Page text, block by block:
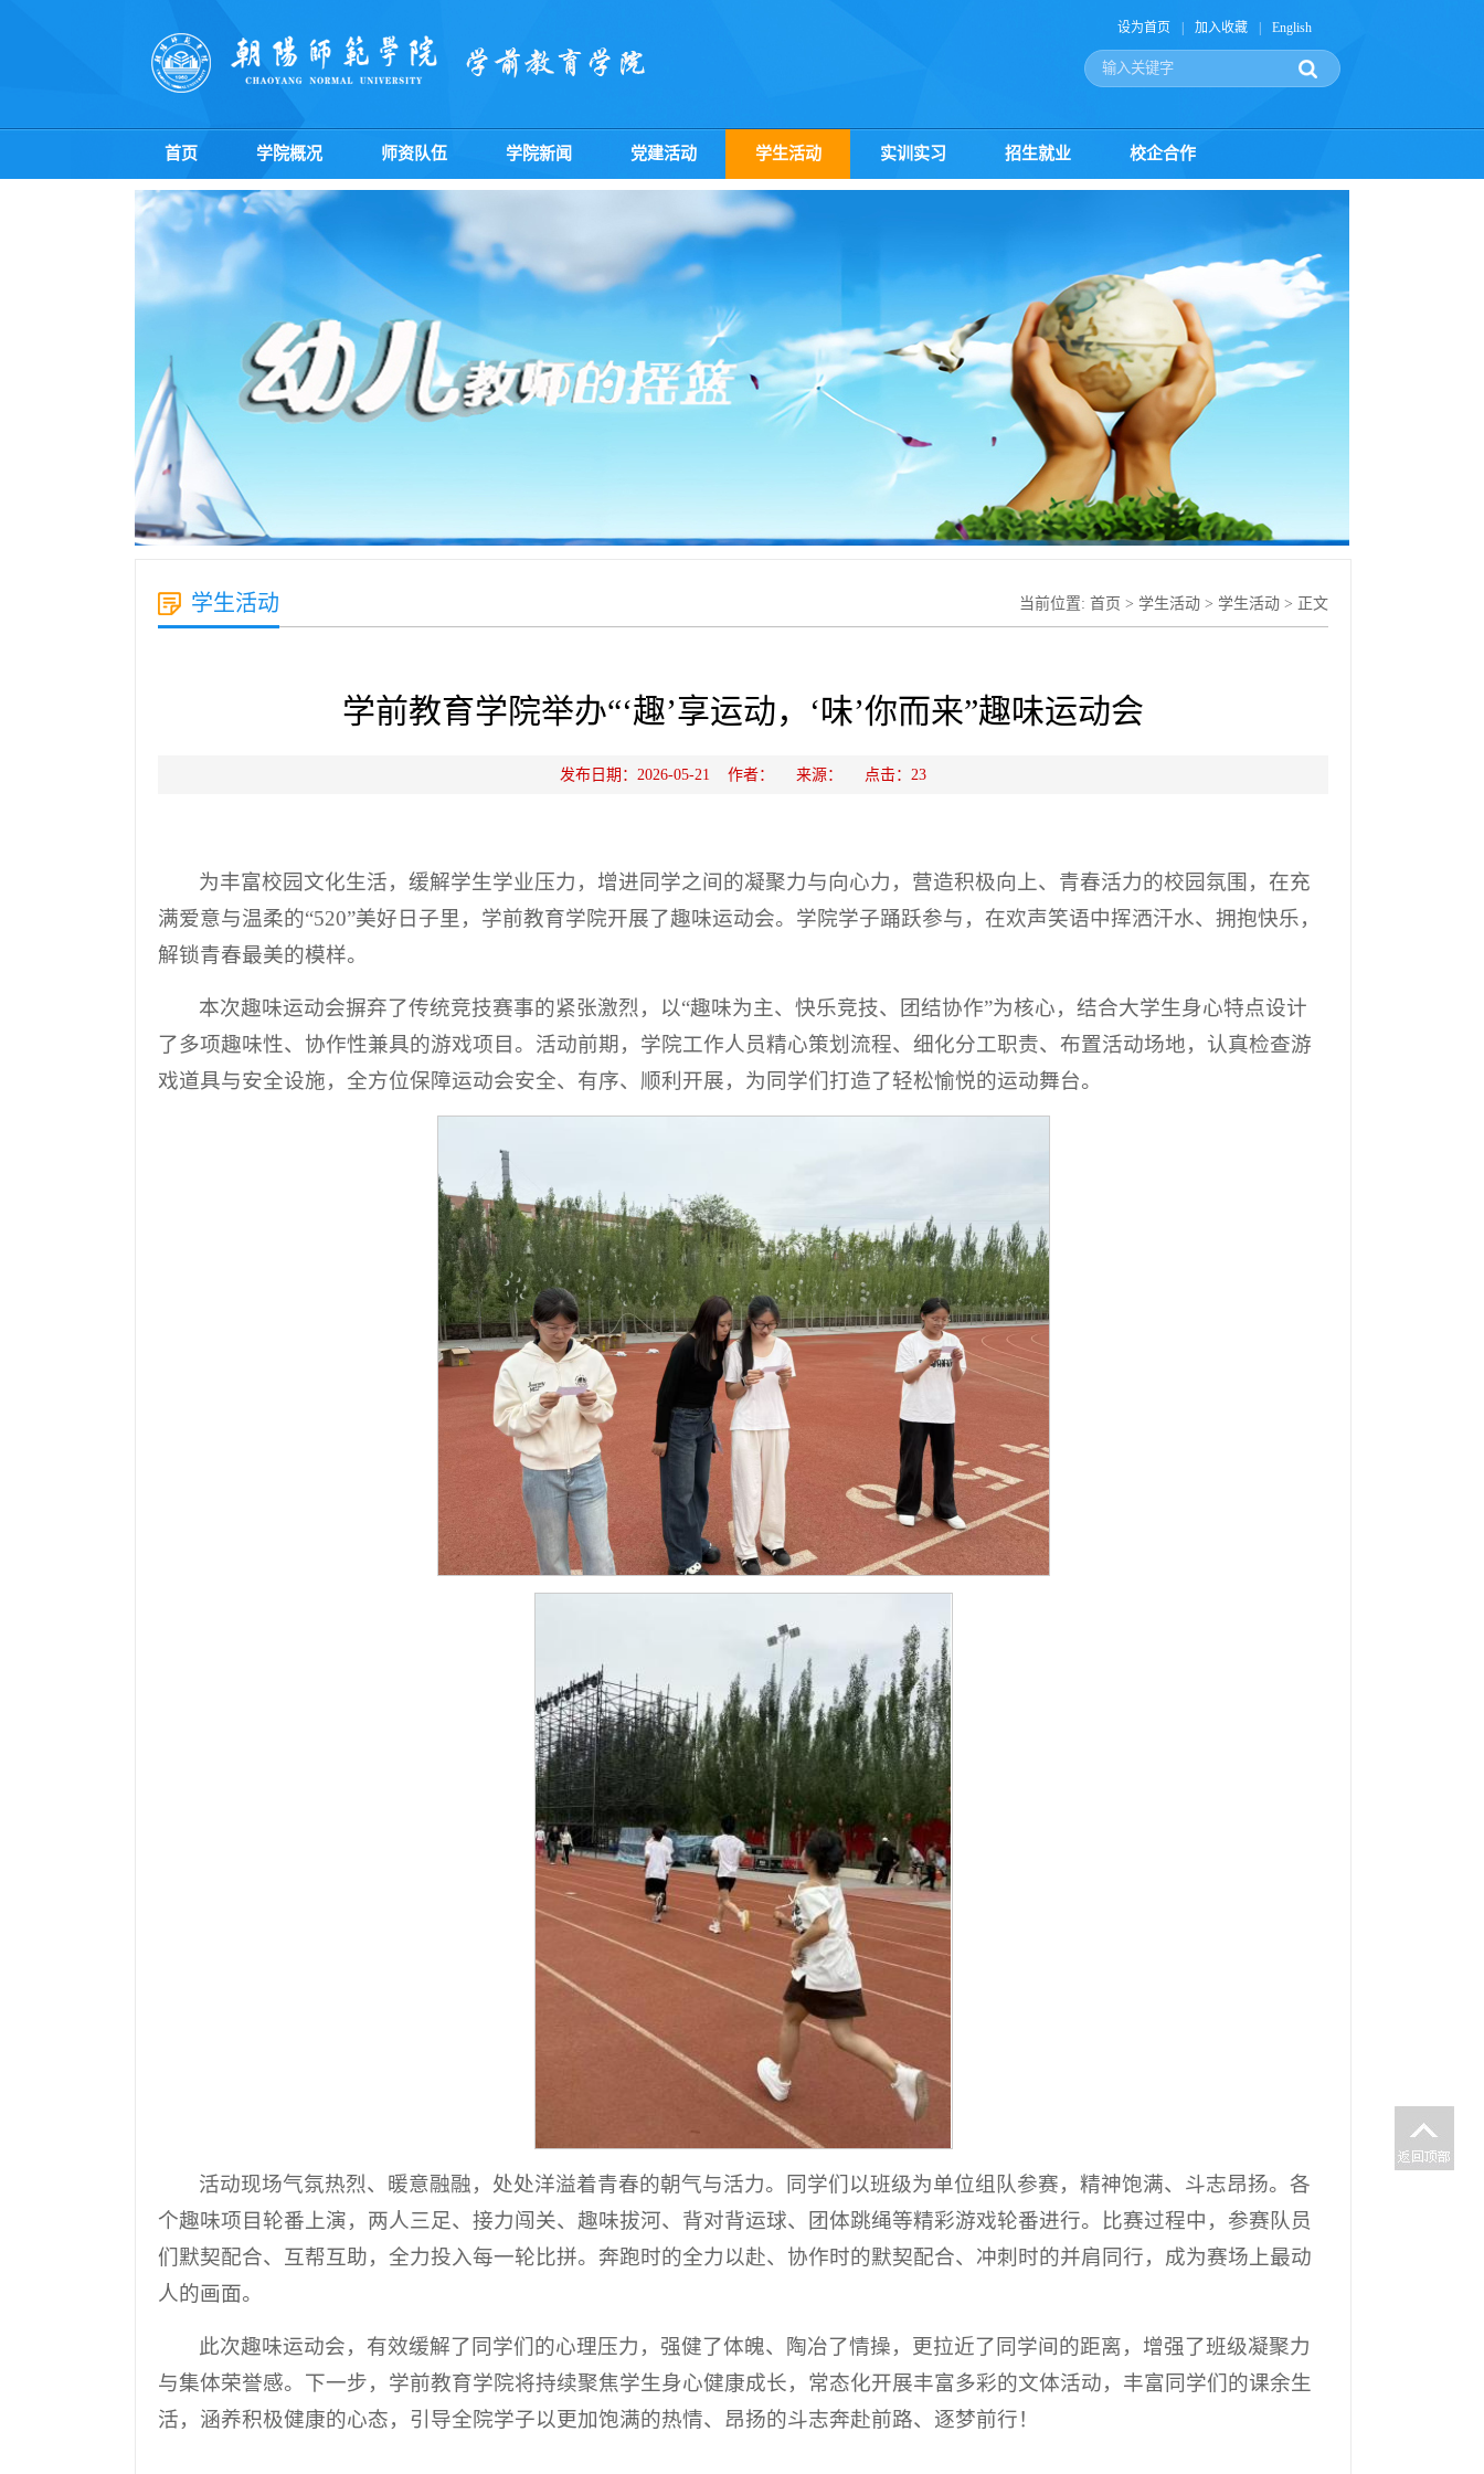
设为首页 加入收藏 English
首页 学院概况 师资队伍 学院新闻 党建活动 学生活动 实训实习 招生就业 校企合作
学生活动 当前位置: 首页 > 学生活动 > 学生活动 > 正文
学前教育学院举办“‘趣’享运动，‘味’你而来”趣味运动会
发布日期：2026-05-21 作者： 来源： 点击： 23
为丰富校园文化生活，缓解学生学业压力，增进同学之间的凝聚力与向心力，营造积极向上、青春活力的校园氛围，在充
满爱意与温柔的“520”美好日子里，学前教育学院开展了趣味运动会。学院学子踊跃参与，在欢声笑语中挥洒汗水、拥抱快乐，
解锁青春最美的模样。
本次趣味运动会摒弃了传统竞技赛事的紧张激烈，以“趣味为主、快乐竞技、团结协作”为核心，结合大学生身心特点设计
了多项趣味性、协作性兼具的游戏项目。活动前期，学院工作人员精心策划流程、细化分工职责、布置活动场地，认真检查游
戏道具与安全设施，全方位保障运动会安全、有序、顺利开展，为同学们打造了轻松愉悦的运动舞台。
活动现场气氛热烈、暖意融融，处处洋溢着青春的朝气与活力。同学们以班级为单位组队参赛，精神饱满、斗志昂扬。各
个趣味项目轮番上演，两人三足、接力闯关、趣味拔河、背对背运球、团体跳绳等精彩游戏轮番进行。比赛过程中，参赛队员
们默契配合、互帮互助，全力投入每一轮比拼。奔跑时的全力以赴、协作时的默契配合、冲刺时的并肩同行，成为赛场上最动
人的画面。
此次趣味运动会，有效缓解了同学们的心理压力，强健了体魄、陶冶了情操，更拉近了同学间的距离，增强了班级凝聚力
与集体荣誉感。下一步，学前教育学院将持续聚焦学生身心健康成长，常态化开展丰富多彩的文体活动，丰富同学们的课余生
活，涵养积极健康的心态，引导全院学子以更加饱满的热情、昂扬的斗志奔赴前路、逐梦前行！